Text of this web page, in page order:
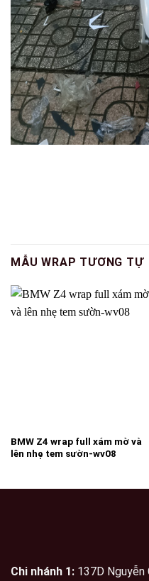
MẪU WRAP TƯƠNG TỰ
BMW Z4 wrap full xám mờ và
lên nhẹ tem sườn-wv08
Chi nhánh 1: 137D Nguyễn